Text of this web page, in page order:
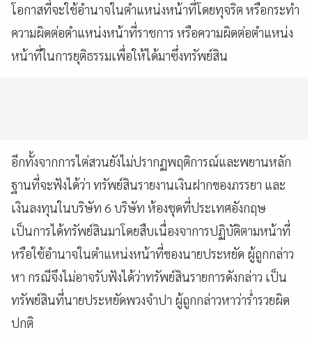
โอกาสที่จะใช้อำนาจในตำแหน่งหน้าที่โดยทุจริต หรือกระทำ
ความผิดต่อตำแหน่งหน้าที่ราชการ หรือความผิดต่อตำแหน่ง
หน้าที่ในการยุติธรรมเพื่อให้ได้มาซึ่งทรัพย์สิน
อีกทั้งจากการไต่สวนยังไม่ปรากฏพฤติการณ์และพยานหลัก
ฐานที่จะฟังได้ว่า ทรัพย์สินรายงานเงินฝากของภรรยา และ
เงินลงทุนในบริษัท 6 บริษัท ห้องชุดที่ประเทศอังกฤษ
เป็นการได้ทรัพย์สินมาโดยสืบเนื่องจาการปฏิบัติตามหน้าที่
หรือใช้อำนาจในตำแหน่งหน้าที่ของนายประหยัด ผู้ถูกกล่าว
หา กรณีจึงไม่อาจรับฟังได้ว่าทรัพย์สินรายการดังกล่าว เป็น
ทรัพย์สินที่นายประหยัดพวงจำปา ผู้ถูกกล่าวหาว่าร่ำรวยผิด
ปกติ